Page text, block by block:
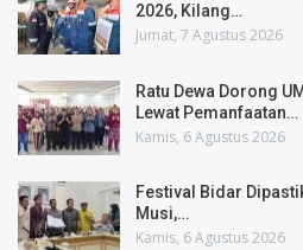
2026, Kilang…
Jumat, 7 Agustus 2026
Ratu Dewa Dorong
Lewat Pemanfaatan…
Kamis, 6 Agustus 2026
Festival Bidar
Musi,…
Kamis, 6 Agustus 2026